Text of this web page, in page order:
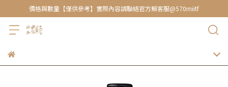
價格與數量【僅供參考】實際內容請聯絡官方賴客服@570miitf